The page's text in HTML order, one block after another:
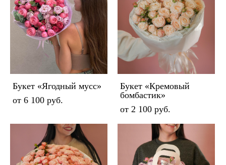
Букет «Ягодный мусс»
от 6 100 pуб.
Букет «Кремовый
бомбастик»
от 2 100 pуб.